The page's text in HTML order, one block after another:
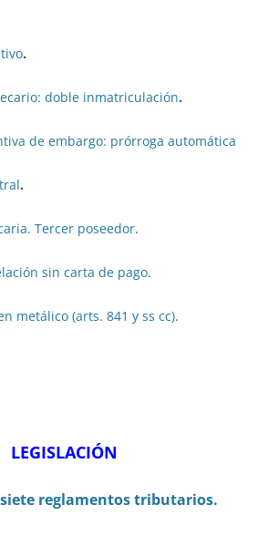
.
doble inmatriculación.
de embargo: prórroga automática
.
Tercer poseedor.
sin carta de pago.
metálico (arts. 841 y ss cc).
LEGISLACIÓN
reglamentos tributarios.